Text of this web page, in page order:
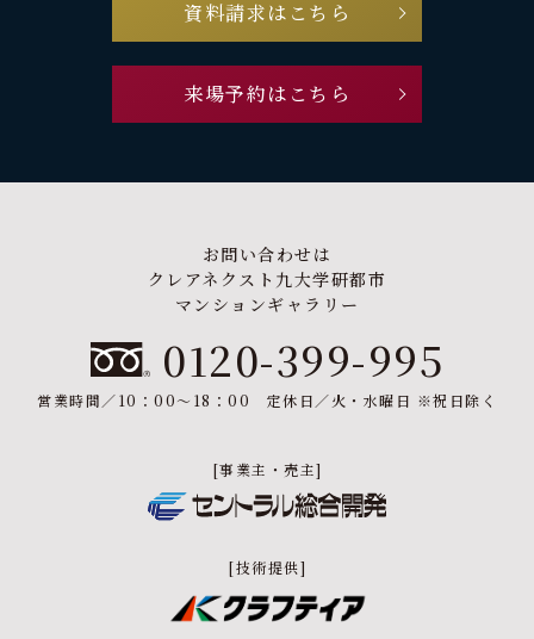
資料請求はこちら
来場予約はこちら
お問い合わせは
クレアネクスト九大学研都市
マンションギャラリー
0120-399-995
営業時間／10：00～18：00 定休日／火・水曜日 ※祝日除く
[事業主・売主]
[技術提供]